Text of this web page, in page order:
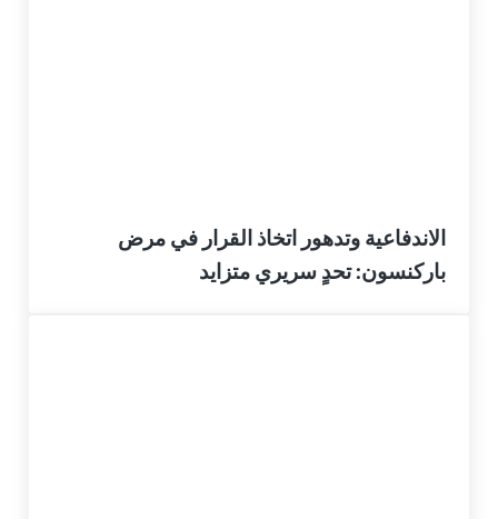
الاندفاعية وتدهور اتخاذ القرار في مرض
باركنسون: تحدٍ سريري متزايد